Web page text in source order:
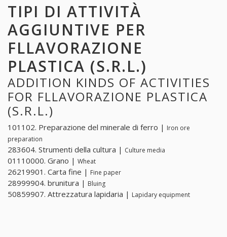
TIPI DI ATTIVITÀ
AGGIUNTIVE PER
FLLAVORAZIONE
PLASTICA (S.R.L.)
ADDITION KINDS OF ACTIVITIES
FOR FLLAVORAZIONE PLASTICA
(S.R.L.)
101102. Preparazione del minerale di ferro | Iron ore
preparation
283604. Strumenti della cultura | Culture media
01110000. Grano | Wheat
26219901. Carta fine | Fine paper
28999904. brunitura | Bluing
50859907. Attrezzatura lapidaria | Lapidary equipment